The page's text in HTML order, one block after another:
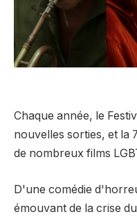
Chaque année, le
nouvelles sorties, et la
de nombreux films
D'une comédie
émouvant de la crise